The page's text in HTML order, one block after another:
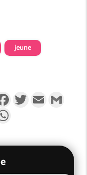
jeune
FacebookTwitterEmail